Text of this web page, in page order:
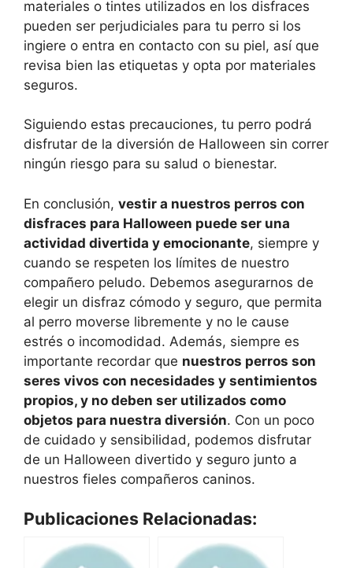
materiales o tintes utilizados en los disfraces
pueden ser perjudiciales para tu perro si los
ingiere o entra en contacto con su piel, así que
revisa bien las etiquetas y opta por materiales
seguros.
Siguiendo estas precauciones, tu perro podrá
disfrutar de la diversión de Halloween sin correr
ningún riesgo para su salud o bienestar.
En conclusión, vestir a nuestros perros con
disfraces para Halloween puede ser una
actividad divertida y emocionante, siempre y
cuando se respeten los límites de nuestro
compañero peludo. Debemos asegurarnos de
elegir un disfraz cómodo y seguro, que permita
al perro moverse libremente y no le cause
estrés o incomodidad. Además, siempre es
importante recordar que nuestros perros son
seres vivos con necesidades y sentimientos
propios, y no deben ser utilizados como
objetos para nuestra diversión. Con un poco
de cuidado y sensibilidad, podemos disfrutar
de un Halloween divertido y seguro junto a
nuestros fieles compañeros caninos.
Publicaciones Relacionadas: